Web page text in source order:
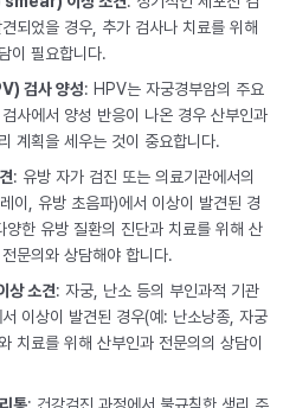
되었을 경우, 추가 검사나 치료를 위해
이 필요합니다.
검사 양성: HPV는 자궁경부암의 주요
사에서 양성 반응이 나온 경우 산부인과
계획을 세우는 것이 중요합니다.
: 유방 자가 검진 또는 의료기관에서의
이, 유방 초음파)에서 이상이 발견된 경
양한 유방 질환의 진단과 치료를 위해 산
문의와 상담해야 합니다.
상 소견: 자궁, 난소 등의 부인과적 기관
이상이 발견된 경우(예: 난소낭종, 자궁
치료를 위해 산부인과 전문의의 상담이